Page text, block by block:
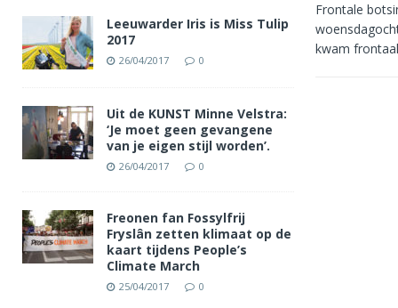
Frontale
kwam
Leeuwarder Iris is Miss Tulip
2017
26/04/2017 0
Uit de KUNST Minne Velstra:
‘Je moet geen gevangene
van je eigen stijl worden’.
26/04/2017 0
Freonen fan Fossylfrij
Fryslân zetten klimaat op de
kaart tijdens People’s
Climate March
25/04/2017 0